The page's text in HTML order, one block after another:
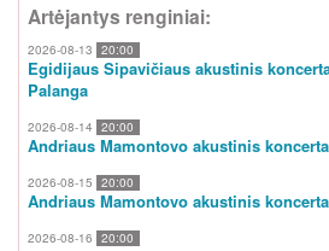
Artėjantys renginiai:
2026-08-13 20:00
Egidijaus Sipavičiaus akustinis
Palanga
2026-08-14 20:00
Andriaus Mamontovo akustinis
2026-08-15 20:00
Andriaus Mamontovo akustinis
2026-08-16 20:00